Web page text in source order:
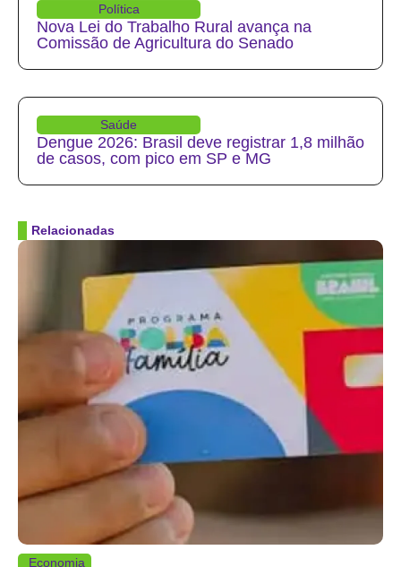
Política
Nova Lei do Trabalho Rural avança na
Comissão de Agricultura do Senado
Saúde
Dengue 2026: Brasil deve registrar 1,8 milhão
de casos, com pico em SP e MG
Relacionadas
Economia